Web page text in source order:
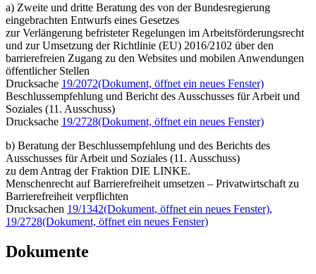
a) Zweite und dritte Beratung des von der Bundesregierung
eingebrachten Entwurfs eines Gesetzes
zur Verlängerung befristeter Regelungen im Arbeitsförderungsrecht
und zur Umsetzung der Richtlinie (EU) 2016/2102 über den
barrierefreien Zugang zu den Websites und mobilen Anwendungen
öffentlicher Stellen
Drucksache 19/2072(Dokument, öffnet ein neues Fenster)
Beschlussempfehlung und Bericht des Ausschusses für Arbeit und
Soziales (11. Ausschuss)
Drucksache 19/2728(Dokument, öffnet ein neues Fenster)
b) Beratung der Beschlussempfehlung und des Berichts des
Ausschusses für Arbeit und Soziales (11. Ausschuss)
zu dem Antrag der Fraktion DIE LINKE.
Menschenrecht auf Barrierefreiheit umsetzen – Privatwirtschaft zu
Barrierefreiheit verpflichten
Drucksachen 19/1342(Dokument, öffnet ein neues Fenster),
19/2728(Dokument, öffnet ein neues Fenster)
Dokumente